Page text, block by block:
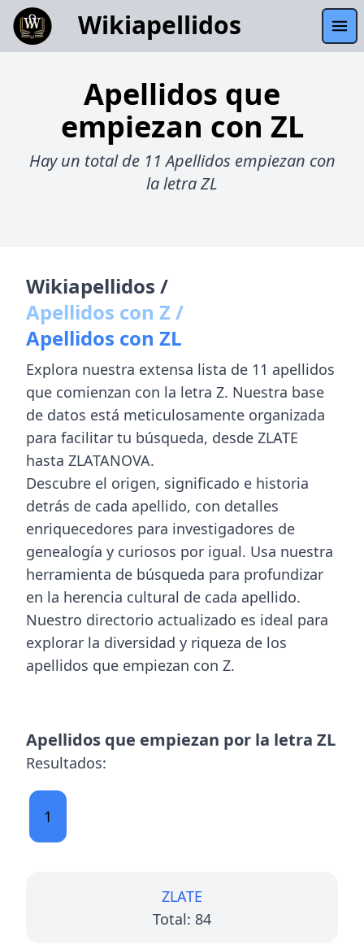
Wikiapellidos
Apellidos que
empiezan con ZL
Hay un total de 11 Apellidos empiezan con
la letra ZL
Wikiapellidos /
Apellidos con Z /
Apellidos con ZL
Explora nuestra extensa lista de 11 apellidos
que comienzan con la letra Z. Nuestra base
de datos está meticulosamente organizada
para facilitar tu búsqueda, desde ZLATE
hasta ZLATANOVA.
Descubre el origen, significado e historia
detrás de cada apellido, con detalles
enriquecedores para investigadores de
genealogía y curiosos por igual. Usa nuestra
herramienta de búsqueda para profundizar
en la herencia cultural de cada apellido.
Nuestro directorio actualizado es ideal para
explorar la diversidad y riqueza de los
apellidos que empiezan con Z.
Apellidos que empiezan por la letra ZL
Resultados:
1
ZLATE
Total: 84